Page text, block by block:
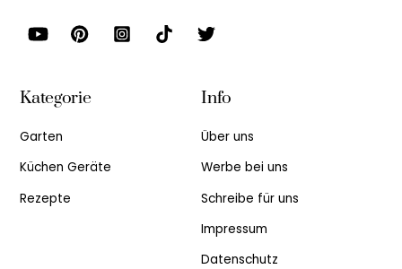
Kategorie
Garten
Küchen Geräte
Rezepte
Info
Über uns
Werbe bei uns
Schreibe für uns
Impressum
Datenschutz